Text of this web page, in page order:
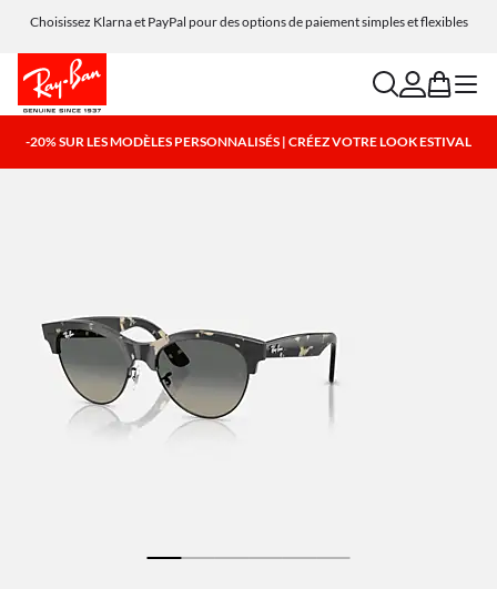
Choisissez Klarna et PayPal pour des options de paiement simples et flexibles
searchaccount
bag menu
-20% SUR LES MODÈLES PERSONNALISÉS | CRÉEZ VOTRE LOOK ESTIVAL